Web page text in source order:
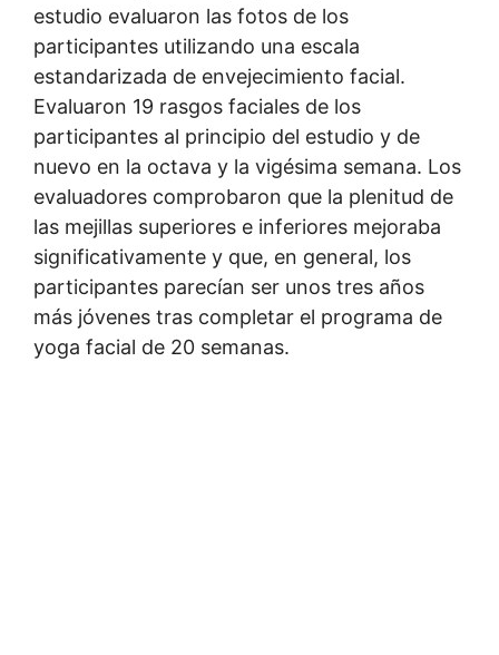
estudio evaluaron las fotos de los
participantes utilizando una escala
estandarizada de envejecimiento facial.
Evaluaron 19 rasgos faciales de los
participantes al principio del estudio y de
nuevo en la octava y la vigésima semana. Los
evaluadores comprobaron que la plenitud de
las mejillas superiores e inferiores mejoraba
significativamente y que, en general, los
participantes parecían ser unos tres años
más jóvenes tras completar el programa de
yoga facial de 20 semanas.